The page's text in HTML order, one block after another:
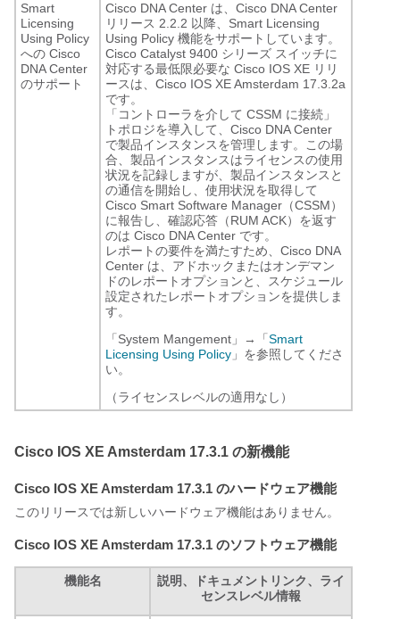
Smart
Licensing
Using Policy
への Cisco
DNA Center
のサポート
Cisco DNA Center は、Cisco DNA Center
リリース 2.2.2 以降、Smart Licensing
Using Policy 機能をサポートしています。
Cisco Catalyst 9400 シリーズ スイッチに
対応する最低限必要な Cisco IOS XE リリ
ースは、Cisco IOS XE Amsterdam 17.3.2a
です。
「コントローラを介して CSSM に接続」
トポロジを導入して、Cisco DNA Center
で製品インスタンスを管理します。この場
合、製品インスタンスはライセンスの使用
状況を記録しますが、製品インスタンスと
の通信を開始し、使用状況を取得して
Cisco Smart Software Manager（CSSM）
に報告し、確認応答（RUM ACK）を返す
のは Cisco DNA Center です。
レポートの要件を満たすため、Cisco DNA
Center は、アドホックまたはオンデマン
ドのレポートオプションと、スケジュール
設定されたレポートオプションを提供しま
す。
「System Mangement」→「 Smart
Licensing Using Policy 」を参照してくださ
い。
（ライセンスレベルの適用なし）
Cisco IOS XE Amsterdam 17.3.1 の新機能
Cisco IOS XE Amsterdam 17.3.1 のハードウェア機能
このリリースでは新しいハードウェア機能はありません。
Cisco IOS XE Amsterdam 17.3.1 のソフトウェア機能
機能名
説明、ドキュメントリンク、ライ
センスレベル情報